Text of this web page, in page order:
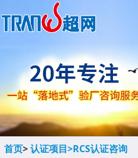
首页>认证项目>RCS认证咨询